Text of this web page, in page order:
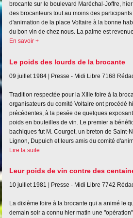
brocante sur le boulevard Maréchal-Joffre,
des brocanteurs tout au moins des
d'animation de la place Voltaire à la bonne
du bon vin de chez nous. La palme est
En savoir +
Le poids des lourds de la brocante
09 juillet 1984 | Presse - Midi Libre 7168
Tradition respectée pour la XIIIe foire à la
organisateurs du comité Voltaire ont procédé
précédentes, à la pesée de quelques
poids en bouteilles de vin. Le premier a
bachiques fut M. Courget, un breton de Saint-
Lignon, Dupuich et leurs amis du comité
Lire la suite
Leur poids de vin contre des
10 juillet 1981 | Presse - Midi Libre 7742
La dixième foire à la brocante qui a animé le
demain soir a connu hier matin une